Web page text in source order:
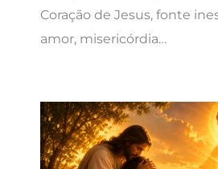
Coração de Jesus, fonte
amor, misericórdia…